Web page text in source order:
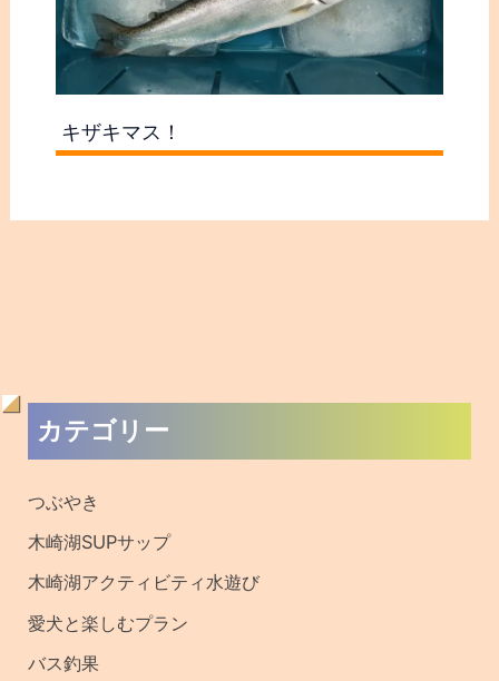
キザキマス！
カテゴリー
つぶやき
木崎湖SUPサップ
木崎湖アクティビティ水遊び
愛犬と楽しむプラン
バス釣果
過
去
・
釣
果